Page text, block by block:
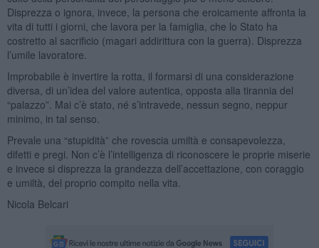
Disprezza o ignora, invece, la persona che eroicamente affronta la
vita di tutti i giorni, che lavora per la famiglia, che lo Stato ha
costretto al sacrificio (magari addirittura con la guerra). Disprezza
l’umile lavoratore.
Improbabile è invertire la rotta, il formarsi di una considerazione
diversa, di un’idea del valore autentica, opposta alla tirannia del
“palazzo”. Mai c’è stato, né s’intravede, nessun segno, neppur
minimo, in tal senso.
Prevale una “stupidità” che rovescia umiltà e consapevolezza,
difetti e pregi. Non c’è l’intelligenza di riconoscere le proprie miserie
e invece si disprezza la grandezza dell’accettazione, con coraggio
e umiltà, del proprio compito nella vita.
Nicola Belcari